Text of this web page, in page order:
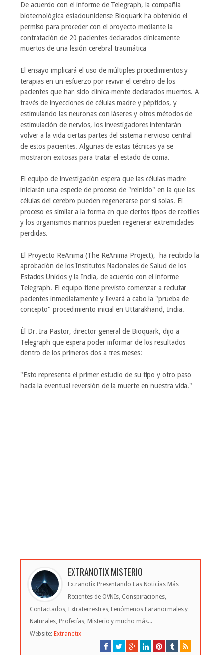
De acuerdo con el informe de Telegraph, la compañía
biotecnológica estadounidense Bioquark ha obtenido el
permiso para proceder con el proyecto mediante la
contratación de 20 pacientes declarados clínicamente
muertos de una lesión cerebral traumática.
El ensayo implicará el uso de múltiples procedimientos y
terapias en un esfuerzo por revivir el cerebro de los
pacientes que han sido clínica-mente declarados muertos. A
través de inyecciones de células madre y péptidos, y
estimulando las neuronas con láseres y otros métodos de
estimulación de nervios, los investigadores intentarán
volver a la vida ciertas partes del sistema nervioso central
de estos pacientes. Algunas de estas técnicas ya se
mostraron exitosas para tratar el estado de coma.
El equipo de investigación espera que las células madre
iniciarán una especie de proceso de "reinicio" en la que las
células del cerebro pueden regenerarse por sí solas. El
proceso es similar a la forma en que ciertos tipos de reptiles
y los organismos marinos pueden regenerar extremidades
perdidas.
El Proyecto ReAnima (The ReAnima Project), ha recibido la
aprobación de los Institutos Nacionales de Salud de los
Estados Unidos y la India, de acuerdo con el informe
Telegraph. El equipo tiene previsto comenzar a reclutar
pacientes inmediatamente y llevará a cabo la "prueba de
concepto" procedimiento inicial en Uttarakhand, India.
Él Dr. Ira Pastor, director general de Bioquark, dijo a
Telegraph que espera poder informar de los resultados
dentro de los primeros dos a tres meses:
"Esto representa el primer estudio de su tipo y otro paso
hacia la eventual reversión de la muerte en nuestra vida."
EXTRANOTIX MISTERIO
Extranotix Presentando Las Noticias Más
Recientes de OVNIs, Conspiraciones,
Contactados, Extraterrestres, Fenómenos Paranormales y
Naturales, Profecías, Misterio y mucho más...
Website: Extranotix